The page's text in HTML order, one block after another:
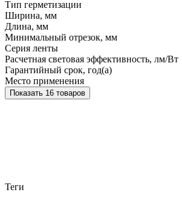
Тип герметизации
Ширина, мм
Длина, мм
Минимальный отрезок, мм
Серия ленты
Расчетная световая эффективность, лм/Вт
Гарантийный срок, год(а)
Место применения
Показать 16 товаров
Теги